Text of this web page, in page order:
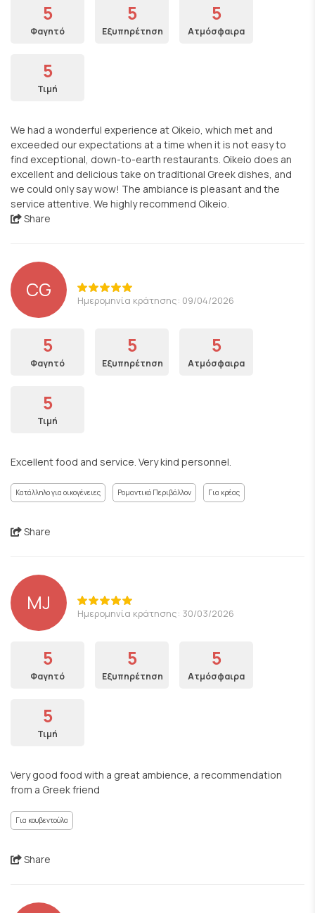
5
Φαγητό
5
Εξυπηρέτηση
5
Ατμόσφαιρα
5
Τιμή
We had a wonderful experience at Oikeio, which met and
exceeded our expectations at a time when it is not easy to
find exceptional, down-to-earth restaurants. Oikeio does an
excellent and delicious take on traditional Greek dishes, and
we could only say wow! The ambiance is pleasant and the
service attentive. We highly recommend Oikeio.
Share
CG Ημερομηνία κράτησης: 09/04/2026
5
Φαγητό
5
Εξυπηρέτηση
5
Ατμόσφαιρα
5
Τιμή
Excellent food and service. Very kind personnel.
Κατάλληλο για οικογένειες Ρομαντικό Περιβάλλον Για κρέας
Share
MJ Ημερομηνία κράτησης: 30/03/2026
5
Φαγητό
5
Εξυπηρέτηση
5
Ατμόσφαιρα
5
Τιμή
Very good food with a great ambience, a recommendation
from a Greek friend
Για κουβεντούλα
Share